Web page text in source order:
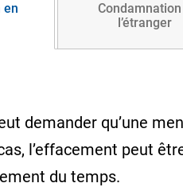
en
Condamnation
l’étranger
demander qu’une
l’effacement peut
du temps.